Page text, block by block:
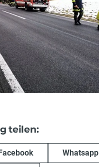
teilen:
Whatsapp